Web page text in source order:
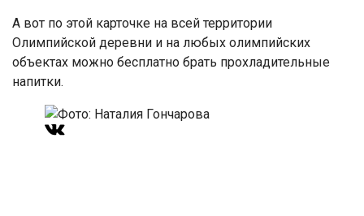
А вот по этой карточке на всей территории
Олимпийской деревни и на любых олимпийских
объектах можно бесплатно брать прохладительные
напитки.